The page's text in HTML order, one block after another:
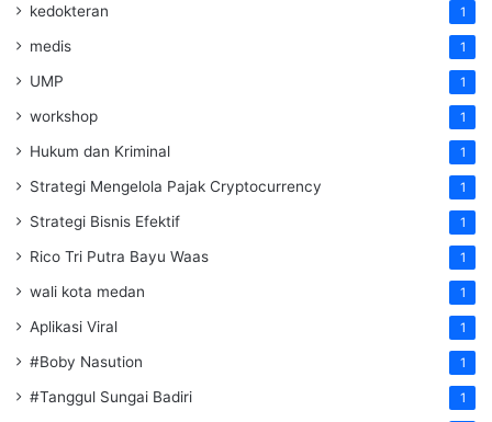
kedokteran 1
medis 1
UMP 1
workshop 1
Hukum dan Kriminal 1
Strategi Mengelola Pajak Cryptocurrency 1
Strategi Bisnis Efektif 1
Rico Tri Putra Bayu Waas 1
wali kota medan 1
Aplikasi Viral 1
#Boby Nasution 1
#Tanggul Sungai Badiri 1